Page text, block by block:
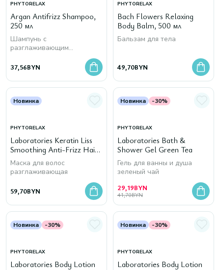
PHYTORELAX
Argan Antifrizz Shampoo,
250 мл
Шампунь с
разглаживающим
37,56BYN
PHYTORELAX
Bach Flowers Relaxing
Body Balm, 500 мл
Бальзам для тела
49,70BYN
Новинка
PHYTORELAX
Laboratories Keratin Liss
Smoothing Anti-Frizz Hair
Mask
Маска для волос
разглаживающая
59,70BYN
Новинка -30%
PHYTORELAX
Laboratories Bath &
Shower Gel Green Tea
Гель для ванны и душа
зеленый чай
29,19BYN
41,70BYN
Новинка -30%
PHYTORELAX
Laboratories Body Lotion
Новинка -30%
PHYTORELAX
Laboratories Body Lotion